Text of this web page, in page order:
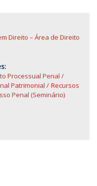
Direito – Área de Direito
Processual Penal
Patrimonial
Recursos
Penal (Seminário)